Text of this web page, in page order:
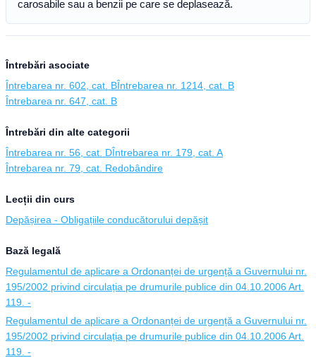
carosabile sau a benzii pe care se deplasează.
Întrebări asociate
Întrebarea nr. 602, cat. BÎntrebarea nr. 1214, cat. B
Întrebarea nr. 647, cat. B
Întrebări din alte categorii
Întrebarea nr. 56, cat. DÎntrebarea nr. 179, cat. A
Întrebarea nr. 79, cat. Redobândire
Lecții din curs
Depășirea - Obligațiile conducătorului depășit
Bază legală
Regulamentul de aplicare a Ordonanței de urgență a Guvernului nr.
195/2002 privind circulația pe drumurile publice din 04.10.2006 Art.
119. -
Regulamentul de aplicare a Ordonanței de urgență a Guvernului nr.
195/2002 privind circulația pe drumurile publice din 04.10.2006 Art.
119. -